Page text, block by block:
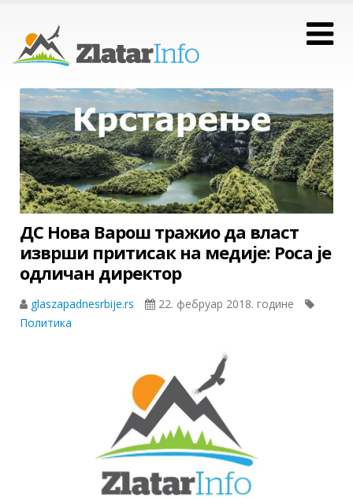
ДС Нова Варош тражио да власт
изврши притисак на медије: Роса је
одличан директор
glaszapadnesrbije.rs
22. фебруар 2018. године
Политика